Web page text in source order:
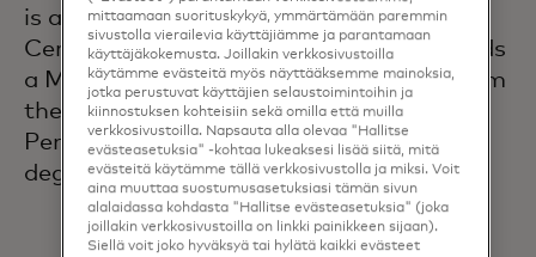
is a member of the American Institute of
Certified Public Accountants. Vivian holds
a Master of Business Administration from
the Wharton School at the University of
Pennsylvania and a Bachelor of Science
degree from Binghamton University.
mittaamaan suorituskykyä, ymmärtämään paremmin
sivustolla vierailevia käyttäjiämme ja parantamaan
käyttäjäkokemusta. Joillakin verkkosivustoilla
käytämme evästeitä myös näyttääksemme mainoksia,
jotka perustuvat käyttäjien selaustoimintoihin ja
kiinnostuksen kohteisiin sekä omilla että muilla
verkkosivustoilla. Napsauta alla olevaa "Hallitse
evästeasetuksia" -kohtaa lukeaksesi lisää siitä, mitä
evästeitä käytämme tällä verkkosivustolla ja miksi. Voit
aina muuttaa suostumusasetuksiasi tämän sivun
alalaidassa kohdasta "Hallitse evästeasetuksia" (joka
joillakin verkkosivustoilla on linkki painikkeen sijaan).
Siellä voit joko hyväksyä tai hylätä kaikki evästeet